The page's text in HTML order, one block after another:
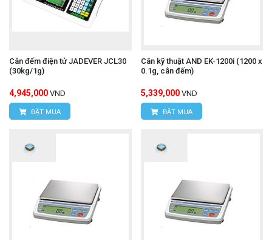
Cân đếm điện tử JADEVER JCL30
(30kg/1g)
4,945,000 VND
ĐẶT MUA
Cân kỹ thuật AND EK-1200i (1200 x
0.1g, cân đếm)
5,339,000 VND
ĐẶT MUA